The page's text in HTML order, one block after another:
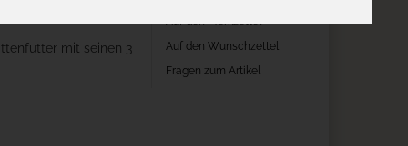
mit seinen 3
Auf den Merkzettel
Auf den Wunschzettel
Fragen zum Artikel